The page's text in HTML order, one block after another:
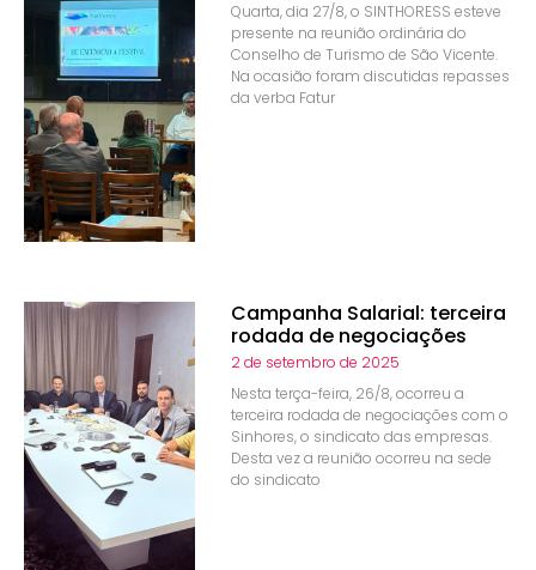
Quarta, dia 27/8, o SINTHORESS esteve
presente na reunião ordinária do
Conselho de Turismo de São Vicente.
Na ocasião foram discutidas repasses
da verba Fatur
Campanha Salarial: terceira
rodada de negociações
2 de setembro de 2025
Nesta terça-feira, 26/8, ocorreu a
terceira rodada de negociações com o
Sinhores, o sindicato das empresas.
Desta vez a reunião ocorreu na sede
do sindicato